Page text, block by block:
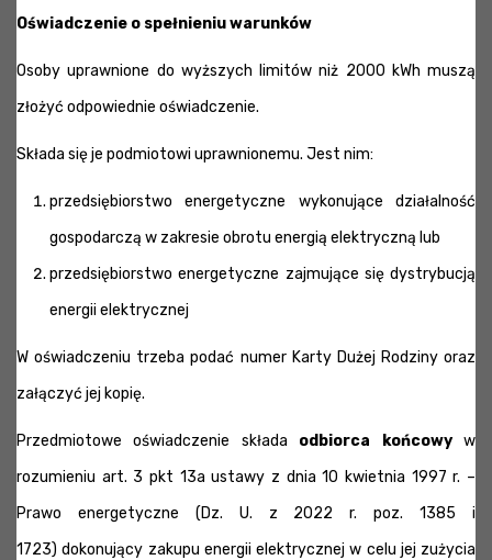
Oświadczenie o spełnieniu warunków
Osoby uprawnione do wyższych limitów niż 2000 kWh muszą
złożyć odpowiednie oświadczenie.
Składa się je podmiotowi uprawnionemu. Jest nim:
przedsiębiorstwo energetyczne wykonujące działalność
gospodarczą w zakresie obrotu energią elektryczną lub
przedsiębiorstwo energetyczne zajmujące się dystrybucją
energii elektrycznej
W oświadczeniu trzeba podać numer Karty Dużej Rodziny oraz
załączyć jej kopię.
Przedmiotowe oświadczenie składa odbiorca końcowyw
rozumieniu art. 3 pkt 13a ustawy z dnia 10 kwietnia 1997 r. –
Prawo energetyczne (Dz. U. z 2022 r. poz. 1385 i
1723) dokonujący zakupu energii elektrycznej w celu jej zużycia